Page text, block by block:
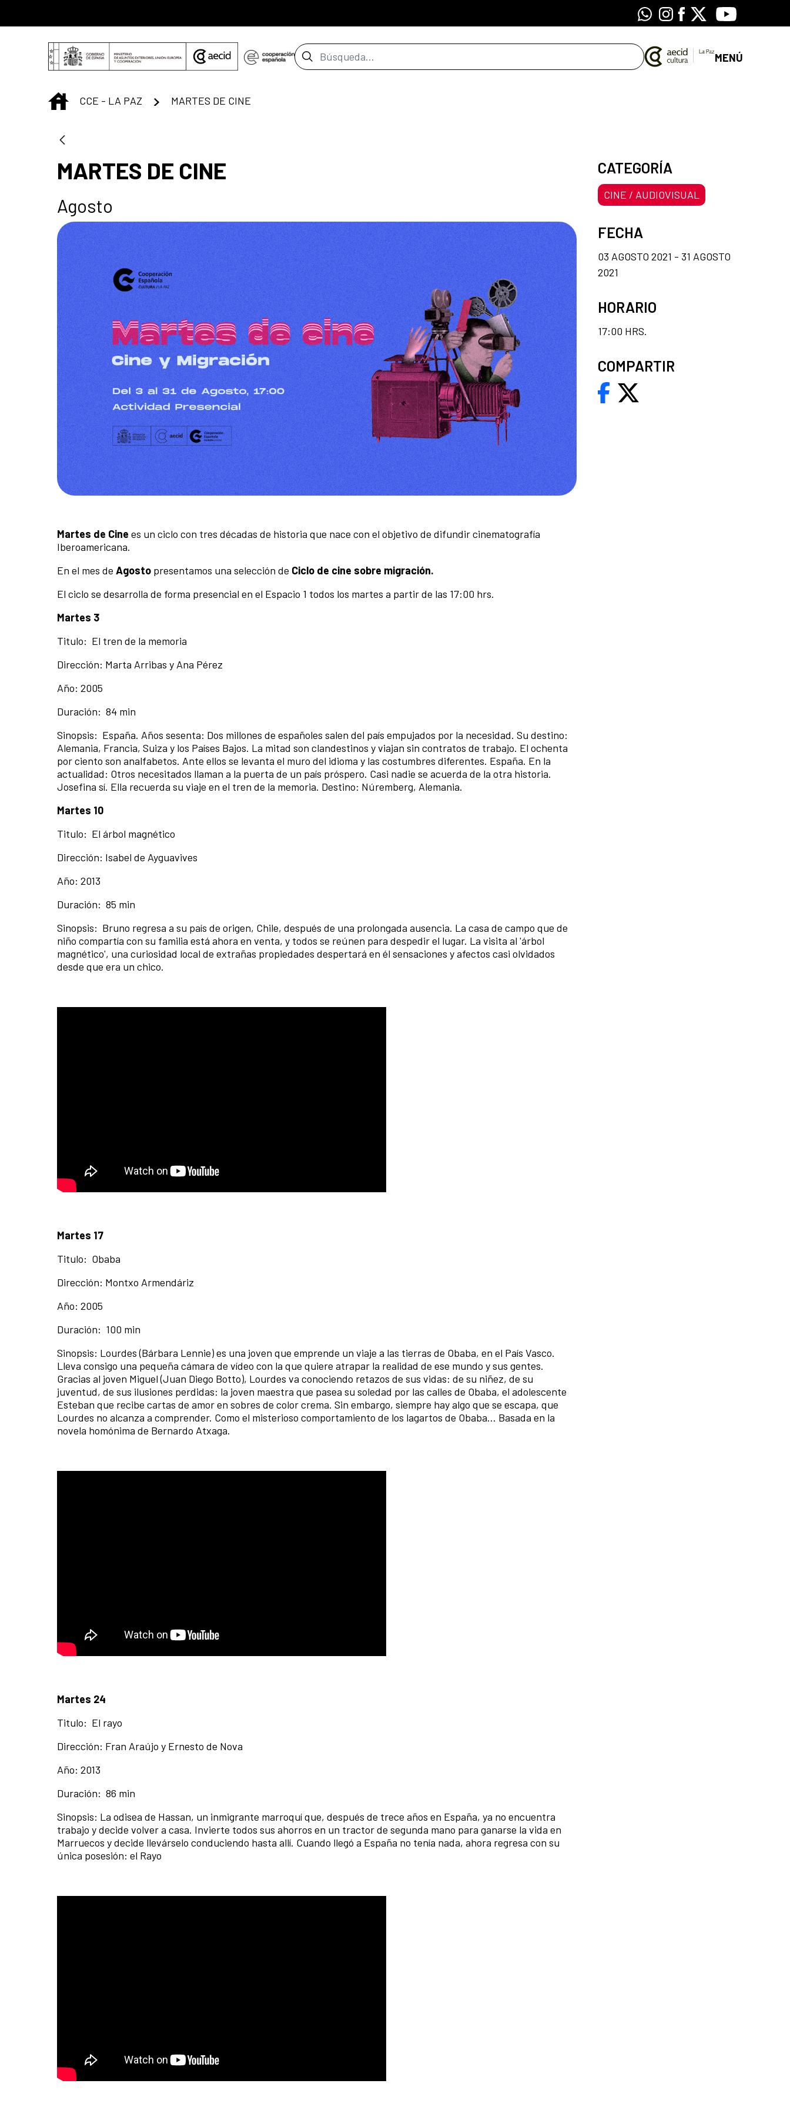
WhatsappInstagram
Facebook
X Youtube
Barra de búsqueda MENÚ
INICIO
CCE - LA PAZ MARTES DE CINE
MARTES DE CINE
Agosto
Martes de Cine es un ciclo con tres décadas de historia que nace con el objetivo de difundir cinematografía
Iberoamericana.
En el mes de Agosto presentamos una selección de Ciclo de cine sobre migración.
El ciclo se desarrolla de forma presencial en el Espacio 1 todos los martes a partir de las 17:00 hrs.
Martes 3
Titulo: El tren de la memoria
Dirección: Marta Arribas y Ana Pérez
Año: 2005
Duración: 84 min
Sinopsis: España. Años sesenta: Dos millones de españoles salen del país empujados por la necesidad. Su destino:
Alemania, Francia, Suiza y los Países Bajos. La mitad son clandestinos y viajan sin contratos de trabajo. El ochenta
por ciento son analfabetos. Ante ellos se levanta el muro del idioma y las costumbres diferentes. España. En la
actualidad: Otros necesitados llaman a la puerta de un país próspero. Casi nadie se acuerda de la otra historia.
Josefina sí. Ella recuerda su viaje en el tren de la memoria. Destino: Núremberg, Alemania.
Martes 10
Titulo: El árbol magnético
Dirección: Isabel de Ayguavives
Año: 2013
Duración: 85 min
Sinopsis: Bruno regresa a su país de origen, Chile, después de una prolongada ausencia. La casa de campo que de
niño compartía con su familia está ahora en venta, y todos se reúnen para despedir el lugar. La visita al 'árbol
magnético', una curiosidad local de extrañas propiedades despertará en él sensaciones y afectos casi olvidados
desde que era un chico.
Martes 17
Titulo: Obaba
Dirección: Montxo Armendáriz
Año: 2005
Duración: 100 min
Sinopsis: Lourdes (Bárbara Lennie) es una joven que emprende un viaje a las tierras de Obaba, en el País Vasco.
Lleva consigo una pequeña cámara de vídeo con la que quiere atrapar la realidad de ese mundo y sus gentes.
Gracias al joven Miguel (Juan Diego Botto), Lourdes va conociendo retazos de sus vidas: de su niñez, de su
juventud, de sus ilusiones perdidas: la joven maestra que pasea su soledad por las calles de Obaba, el adolescente
Esteban que recibe cartas de amor en sobres de color crema. Sin embargo, siempre hay algo que se escapa, que
Lourdes no alcanza a comprender. Como el misterioso comportamiento de los lagartos de Obaba... Basada en la
novela homónima de Bernardo Atxaga.
Martes 24
Titulo: El rayo
Dirección: Fran Araújo y Ernesto de Nova
Año: 2013
Duración: 86 min
Sinopsis: La odisea de Hassan, un inmigrante marroquí que, después de trece años en España, ya no encuentra
trabajo y decide volver a casa. Invierte todos sus ahorros en un tractor de segunda mano para ganarse la vida en
Marruecos y decide llevárselo conduciendo hasta allí. Cuando llegó a España no tenía nada, ahora regresa con su
única posesión: el Rayo
CATEGORÍA
CINE / AUDIOVISUAL
FECHA
03 AGOSTO 2021 - 31 AGOSTO
2021
HORARIO
17:00 HRS.
COMPARTIR